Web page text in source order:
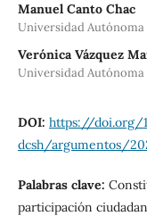
Manuel Canto Chac
Universidad
Verónica Vázquez
Universidad
DOI: https://doi.org/
dcsh/argumentos/
Palabras clave:
participación